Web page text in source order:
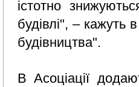
істотно
будівлі", – кажуть
будівництва".
В Асоціації